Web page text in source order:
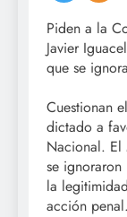
Piden a la
Javier
que se
Cuestionan
dictado a
Nacional. El
se ignoraron
la
acción penal.